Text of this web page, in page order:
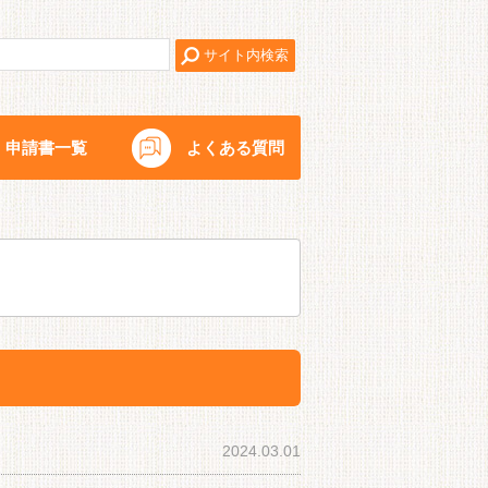
申請書一覧 よくある質問
2024.03.01